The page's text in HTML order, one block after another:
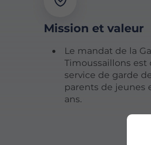
Mission et valeur
Le mandat de la
Timoussaillons est
service de garde
parents de jeunes
ans.